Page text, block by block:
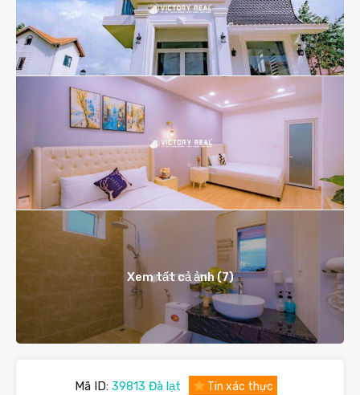
Xem tất cả ảnh (7)
Mã ID:39813 Đà lạt Tin xác thực